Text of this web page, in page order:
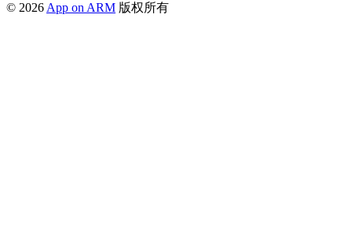
© 2026 App on ARM 版权所有